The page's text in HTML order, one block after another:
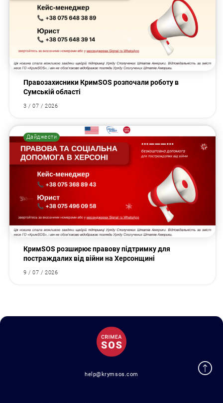
Правозахисники КримSOS розпочали роботу в
Сумській області
3 / 07 / 2026
Дайджести
КримSOS розширює правову підтримку для
постраждалих від війни на Херсонщині
9 / 07 / 2026
help@krymsos.com